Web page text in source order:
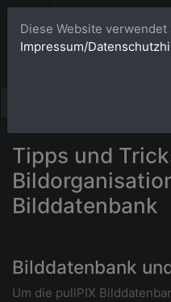
Tipps und
Bilddatenbank
Bilddatenbank
Um die pullPIX
Diese Website
Impressum/